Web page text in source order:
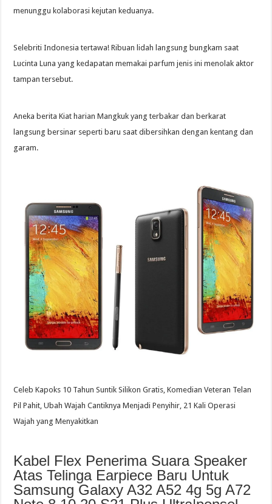
menunggu kolaborasi kejutan keduanya.
Selebriti Indonesia tertawa! Ribuan lidah langsung bungkam saat
Lucinta Luna yang kedapatan memakai parfum jenis ini menolak aktor
tampan tersebut.
Aneka berita Kiat harian Mangkuk yang terbakar dan berkarat
langsung bersinar seperti baru saat dibersihkan dengan kentang dan
garam.
Celeb Kapoks 10 Tahun Suntik Silikon Gratis, Komedian Veteran Telan
Pil Pahit, Ubah Wajah Cantiknya Menjadi Penyihir, 21 Kali Operasi
Wajah yang Menyakitkan
Kabel Flex Penerima Suara Speaker
Atas Telinga Earpiece Baru Untuk
Samsung Galaxy A32 A52 4g 5g A72